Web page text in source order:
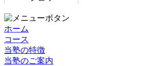
ホーム
コース
当塾の特徴
当塾のご案内